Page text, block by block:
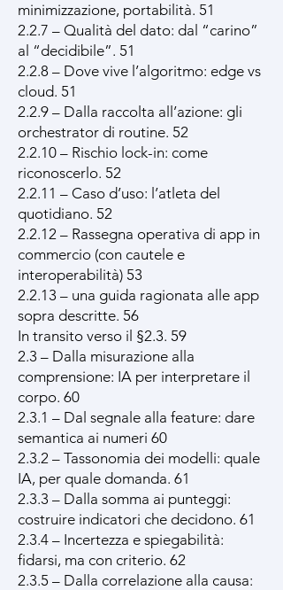
minimizzazione, portabilità. 51
2.2.7 – Qualità del dato: dal “carino”
al “decidibile”. 51
2.2.8 – Dove vive l’algoritmo: edge vs
cloud. 51
2.2.9 – Dalla raccolta all’azione: gli
orchestrator di routine. 52
2.2.10 – Rischio lock-in: come
riconoscerlo. 52
2.2.11 – Caso d’uso: l’atleta del
quotidiano. 52
2.2.12 – Rassegna operativa di app in
commercio (con cautele e
interoperabilità) 53
2.2.13 – una guida ragionata alle app
sopra descritte. 56
In transito verso il §2.3. 59
2.3 – Dalla misurazione alla
comprensione: IA per interpretare il
corpo. 60
2.3.1 – Dal segnale alla feature: dare
semantica ai numeri 60
2.3.2 – Tassonomia dei modelli: quale
IA, per quale domanda. 61
2.3.3 – Dalla somma ai punteggi:
costruire indicatori che decidono. 61
2.3.4 – Incertezza e spiegabilità:
fidarsi, ma con criterio. 62
2.3.5 – Dalla correlazione alla causa: